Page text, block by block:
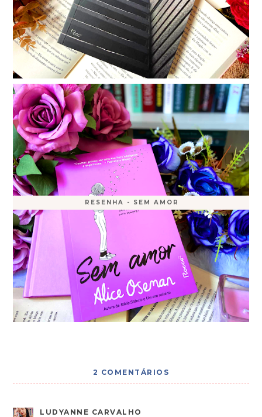
RESENHA - SEM AMOR
2 COMENTÁRIOS
LUDYANNE CARVALHO